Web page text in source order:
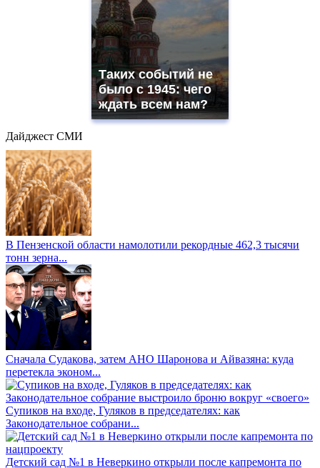
Таких событий не
было с 1945: чего
ждать всем нам?
Дайджест СМИ
В Пензенской области намолотили рекордные 462,3 тысячи
тонн зерна...
Сначала Судакова, затем АНО Шаронова и Айвазяна: куда
перетекла эконом...
Супиков на входе, Гуляков в председателях: как
Законодательное собрани...
Детский сад №1 в Неверкино открыли после капремонта по